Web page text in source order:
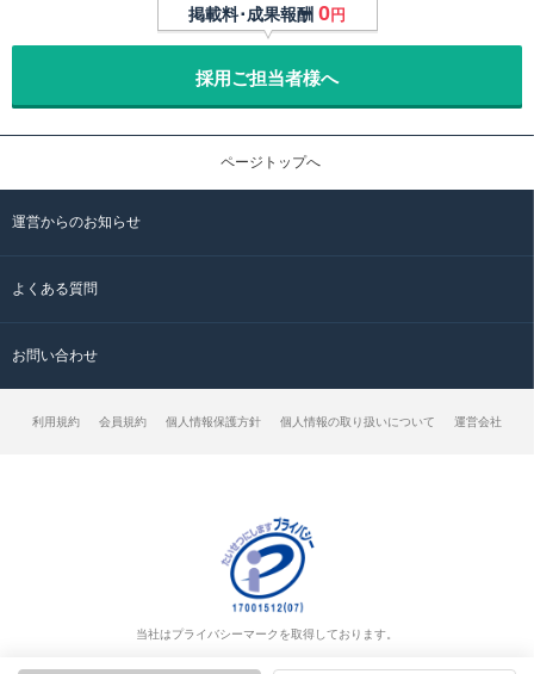
掲載料･成果報酬 0円
採用ご担当者様へ
ページトップへ
運営からのお知らせ
よくある質問
お問い合わせ
利用規約 会員規約 個人情報保護方針 個人情報の取り扱いについて 運営会社
当社はプライバシーマークを取得しております。